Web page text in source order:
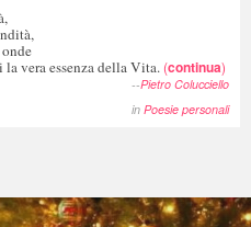
vera essenza della Vita. (continua)
--Pietro Colucciello
in Poesie personali